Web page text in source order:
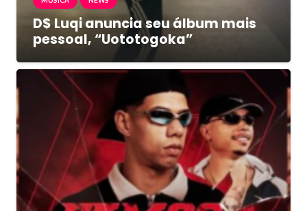
D$ Luqi anuncia seu álbum mais
pessoal, “Uototogoka”